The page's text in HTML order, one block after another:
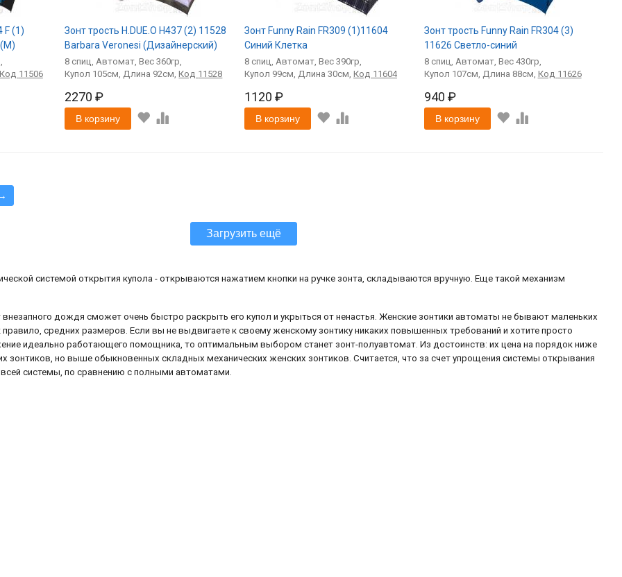
F (1)
Код 11506
Зонт трость H.DUE.O H437 (2) 11528
Barbara Veronesi (Дизайнерский)
8 спиц Автомат
360
105
92 Код 11528
2270 ₽
В корзину
Зонт Funny Rain FR309 (1)11604
Синий Клетка
8спиц Автомат
390
99
30 Код 11604
1120 ₽
В корзину
Зонт трость Funny Rain FR304 (3)
11626 Светло-синий
8спиц Автомат
430
107
88 Код 11626
940 ₽
В корзину
Загрузить ещё
системой открытия купола - открываются нажатием кнопки на ручке зонта, складываются вручную. Еще такой механизм
дождя сможет очень быстро раскрыть его купол и укрыться от ненастья. Женские зонтики автоматы не бывают маленьких
правило, средних размеров. Если вы не выдвигаете к своему женскому зонтику никаких повышенных требований и хотите просто
идеально работающего помощника, то оптимальным выбором станет зонт-полуавтомат. Из достоинств: их цена на порядок ниже
зонтиков, но выше обыкновенных складных механических женских зонтиков. Считается, что за счет упрощения системы открывания
системы, по сравнению с полными автоматами.